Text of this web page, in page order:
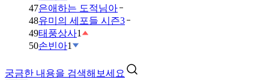
47은애하는 도적님아
48유미의 세포들 시즌3
49태풍상사1
50손빈아1
궁금한 내용을 검색해보세요